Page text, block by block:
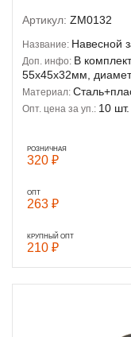
Артикул: ZM0132
Название: Навесной
Доп. инфо: В
55х45х32мм,
Материал:
Опт. цена за уп.: 10
РОЗНИЧНАЯ
320 ₽
ОПТ
263 ₽
КРУПНЫЙ ОПТ
210 ₽